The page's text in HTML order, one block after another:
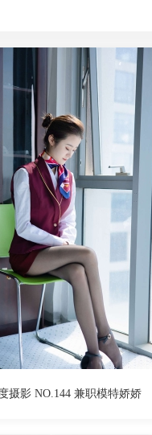
摄影 NO.144 兼职模特娇娇